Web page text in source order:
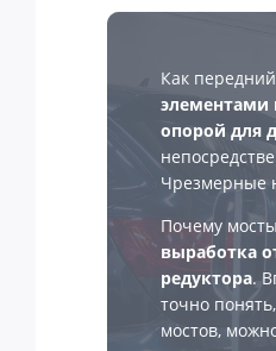
Как
элементами
опорой для
Чрезмерные
Почему
выработка
редуктора.
точно
мостов,